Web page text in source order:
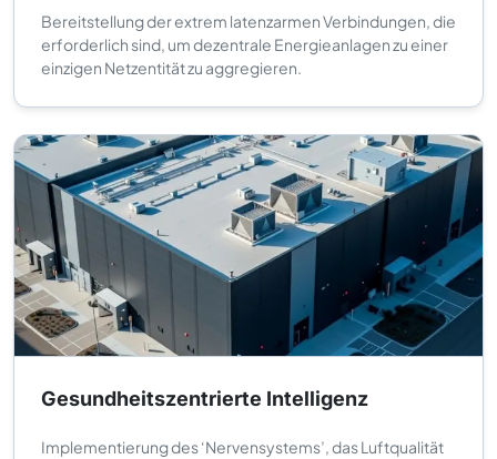
Bereitstellung der extrem latenzarmen Verbindungen, die
erforderlich sind, um dezentrale Energieanlagen zu einer
einzigen Netzentität zu aggregieren.
Gesundheitszentrierte Intelligenz
Implementierung des ‘Nervensystems’, das Luftqualität